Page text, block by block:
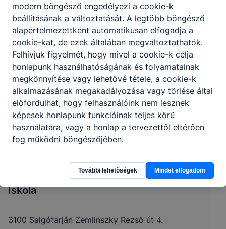
Nógrád Vármegyei SZC Kereskedelmi és
Vendéglátóipari Technikum és Szakképző
Iskola
3100 Salgótarján Zemlinszky Rezső út 4.
modern böngésző engedélyezi a cookie-k
beállításának a változtatását. A legtöbb böngésző
alapértelmezettként automatikusan elfogadja a
cookie-kat, de ezek általában megváltoztathatók.
Felhívjuk figyelmét, hogy mivel a cookie-k célja
honlapunk használhatóságának és folyamatainak
megkönnyítése vagy lehetővé tétele, a cookie-k
alkalmazásának megakadályozása vagy törlése által
előfordulhat, hogy felhasználóink nem lesznek
képesek honlapunk funkcióinak teljes körű
használatára, vagy a honlap a tervezettől eltérően
fog működni böngészőjében.
További lehetőségek Mindet elfogadom